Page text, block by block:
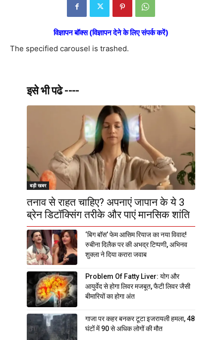
विज्ञापन बॉक्स (विज्ञापन देने के लिए संपर्क करें)
The specified carousel is trashed.
इसे भी पढे ----
बड़ी खबर
तनाव से राहत चाहिए? अपनाएं जापान के ये 3
ब्रेन डिटॉक्सिंग तरीके और पाएं मानसिक शांति
‘बिग बॉस’ फेम आसिम रियाज का नया विवाद!
रुबीना दिलैक पर की अभद्र टिप्पणी, अभिनव
शुक्ला ने दिया करारा जवाब
Problem Of Fatty Liver: योग और
आयुर्वेद से होगा लिवर मजबूत, फैटी लिवर जैसी
बीमारियों का होगा अंत
गाजा पर कहर बनकर टूटा इजरायली हमला, 48
घंटों में 90 से अधिक लोगों की मौत